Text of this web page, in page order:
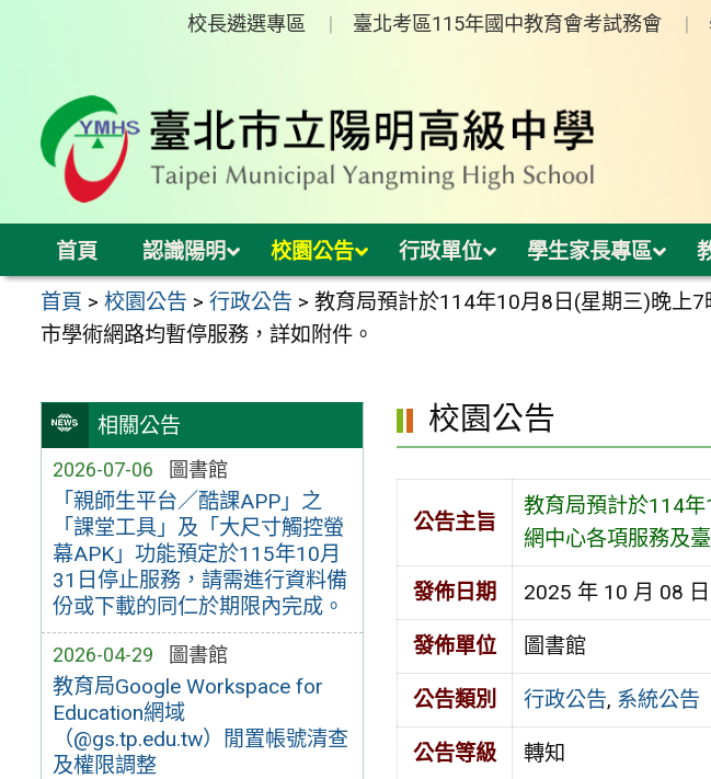
校長遴選專區 臺北考區115年國中教育會考試務會
首頁 認識陽明 校園公告 行政單位 學生家長專區
首頁 >校園公告 >行政公告 >教育局預計於114年10月8日(星期三)晚上
市學術網路均暫停服務，詳如附件。
相關公告
2026-07-06 圖書館
「親師生平台／酷課APP」之
「課堂工具」及「大尺寸觸控螢
幕APK」功能預定於115年10月
31日停止服務，請需進行資料備
份或下載的同仁於期限內完成。
2026-04-29 圖書館
教育局Google Workspace for
Education網域
（@gs.tp.edu.tw）閒置帳號清查
及權限調整
校園公告
公告主旨
教育局預計於114
網中心各項服務及
發佈日期 2025 年 10 月 08 日
發佈單位 圖書館
公告類別 行政公告, 系統公告
公告等級 轉知